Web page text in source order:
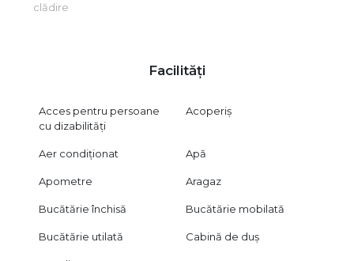
clădire
Facilități
Acces pentru persoane
cu dizabilități
Acoperiș
Aer condiționat Apă
Apometre Aragaz
Bucătărie închisă Bucătărie mobilată
Bucătărie utilată Cabină de duș